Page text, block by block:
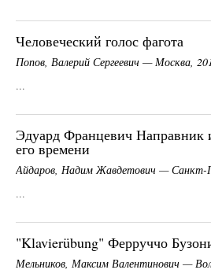
Человеческий голос фагота
Попов, Валерий Сергеевич — Москва,
...
Эдуард Францевич Направник
его времени
Айдаров, Надим Жавдетович — Санкт-
...
"Klavierübung" Ферруччо
Мельников, Максим Валентинович —